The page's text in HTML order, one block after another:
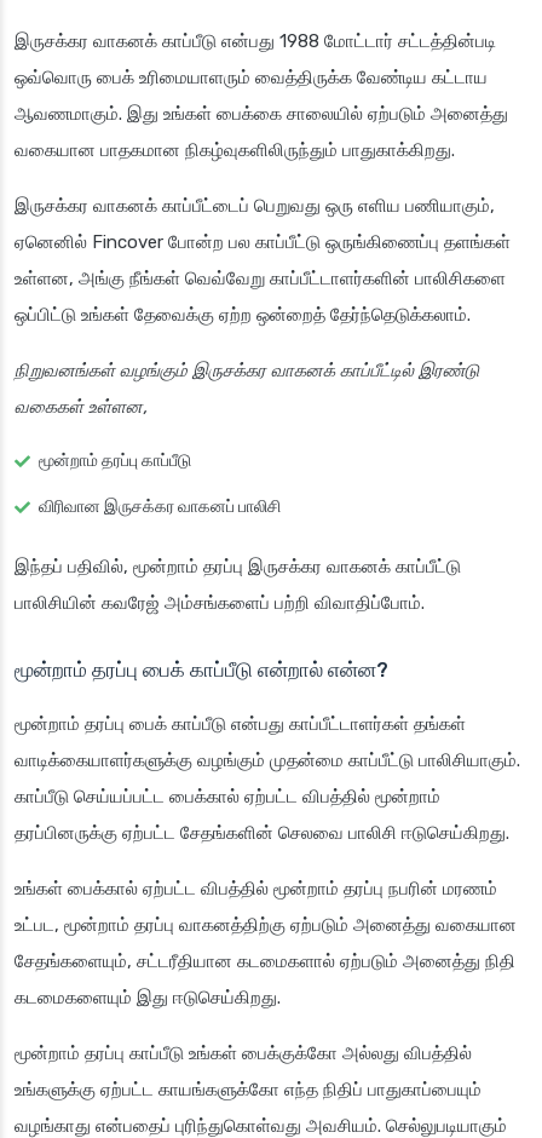
இருசக்கர வாகனக் காப்பீடு என்பது 1988 மோட்டார் சட்டத்தின்படி
ஒவ்வொரு பைக் உரிமையாளரும் வைத்திருக்க வேண்டிய கட்டாய
ஆவணமாகும். இது உங்கள் பைக்கை சாலையில் ஏற்படும் அனைத்து
வகையான பாதகமான நிகழ்வுகளிலிருந்தும் பாதுகாக்கிறது.
இருசக்கர வாகனக் காப்பீட்டைப் பெறுவது ஒரு எளிய பணியாகும்,
ஏனெனில் Fincover போன்ற பல காப்பீட்டு ஒருங்கிணைப்பு தளங்கள்
உள்ளன, அங்கு நீங்கள் வெவ்வேறு காப்பீட்டாளர்களின் பாலிசிகளை
ஒப்பிட்டு உங்கள் தேவைக்கு ஏற்ற ஒன்றைத் தேர்ந்தெடுக்கலாம்.
நிறுவனங்கள் வழங்கும் இருசக்கர வாகனக் காப்பீட்டில் இரண்டு
வகைகள் உள்ளன,
மூன்றாம் தரப்பு காப்பீடு
விரிவான இருசக்கர வாகனப் பாலிசி
இந்தப் பதிவில், மூன்றாம் தரப்பு இருசக்கர வாகனக் காப்பீட்டு
பாலிசியின் கவரேஜ் அம்சங்களைப் பற்றி விவாதிப்போம்.
மூன்றாம் தரப்பு பைக் காப்பீடு என்றால் என்ன?
மூன்றாம் தரப்பு பைக் காப்பீடு என்பது காப்பீட்டாளர்கள் தங்கள்
வாடிக்கையாளர்களுக்கு வழங்கும் முதன்மை காப்பீட்டு பாலிசியாகும்.
காப்பீடு செய்யப்பட்ட பைக்கால் ஏற்பட்ட விபத்தில் மூன்றாம்
தரப்பினருக்கு ஏற்பட்ட சேதங்களின் செலவை பாலிசி ஈடுசெய்கிறது.
உங்கள் பைக்கால் ஏற்பட்ட விபத்தில் மூன்றாம் தரப்பு நபரின் மரணம்
உட்பட, மூன்றாம் தரப்பு வாகனத்திற்கு ஏற்படும் அனைத்து வகையான
சேதங்களையும், சட்டரீதியான கடமைகளால் ஏற்படும் அனைத்து நிதி
கடமைகளையும் இது ஈடுசெய்கிறது.
மூன்றாம் தரப்பு காப்பீடு உங்கள் பைக்குக்கோ அல்லது விபத்தில்
உங்களுக்கு ஏற்பட்ட காயங்களுக்கோ எந்த நிதிப் பாதுகாப்பையும்
வழங்காது என்பதைப் புரிந்துகொள்வது அவசியம். செல்லுபடியாகும்